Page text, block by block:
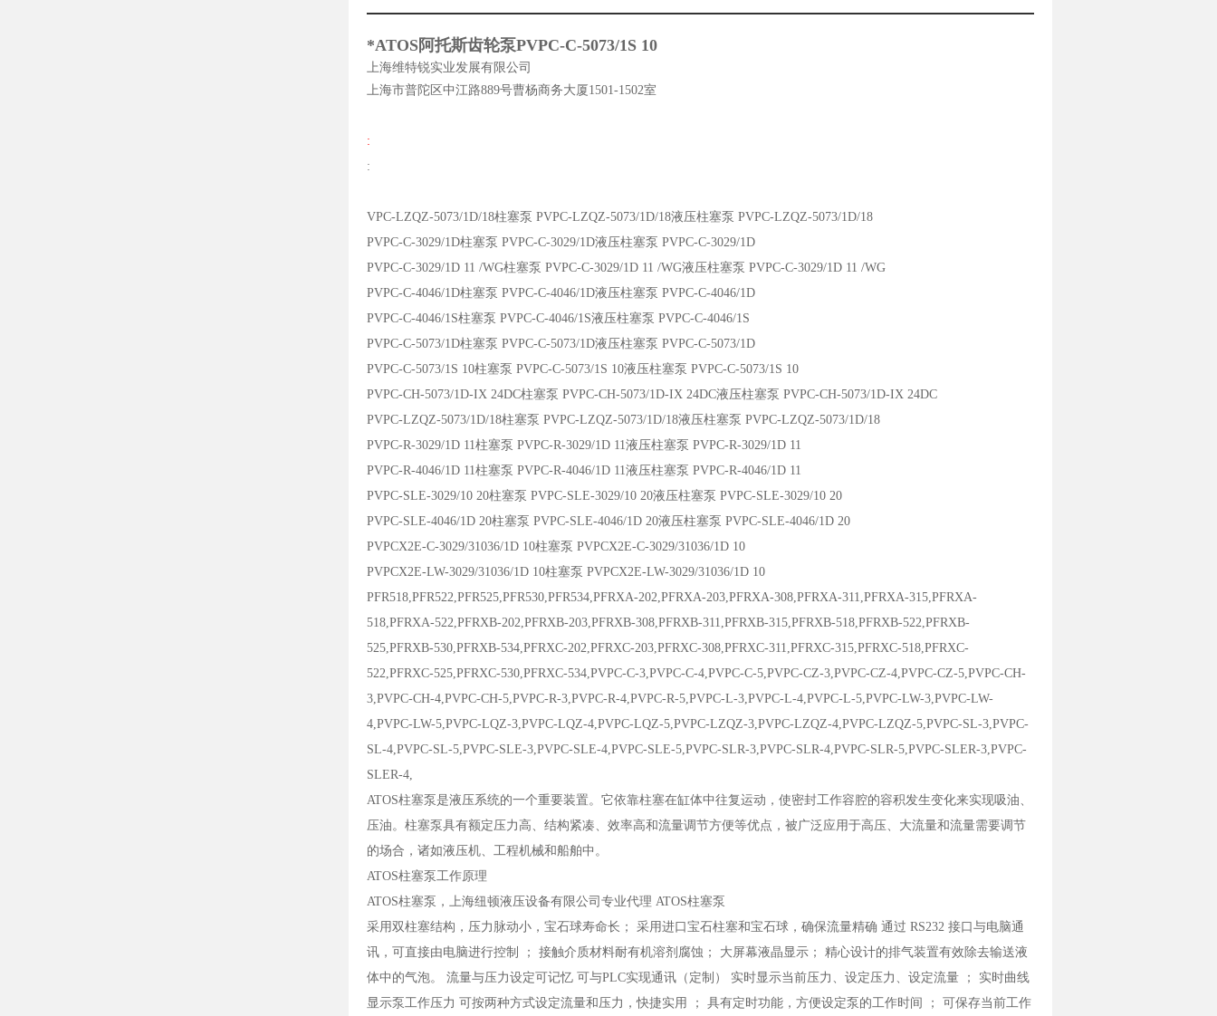
*ATOS阿托斯齿轮泵PVPC-C-5073/1S 10
上海维特锐实业发展有限公司
上海市普陀区中江路889号曹杨商务大厦1501-1502室
:
:
VPC-LZQZ-5073/1D/18柱塞泵 PVPC-LZQZ-5073/1D/18液压柱塞泵 PVPC-LZQZ-5073/1D/18
PVPC-C-3029/1D柱塞泵 PVPC-C-3029/1D液压柱塞泵 PVPC-C-3029/1D
PVPC-C-3029/1D 11 /WG柱塞泵 PVPC-C-3029/1D 11 /WG液压柱塞泵 PVPC-C-3029/1D 11 /WG
PVPC-C-4046/1D柱塞泵 PVPC-C-4046/1D液压柱塞泵 PVPC-C-4046/1D
PVPC-C-4046/1S柱塞泵 PVPC-C-4046/1S液压柱塞泵 PVPC-C-4046/1S
PVPC-C-5073/1D柱塞泵 PVPC-C-5073/1D液压柱塞泵 PVPC-C-5073/1D
PVPC-C-5073/1S 10柱塞泵 PVPC-C-5073/1S 10液压柱塞泵 PVPC-C-5073/1S 10
PVPC-CH-5073/1D-IX 24DC柱塞泵 PVPC-CH-5073/1D-IX 24DC液压柱塞泵 PVPC-CH-5073/1D-IX 24DC
PVPC-LZQZ-5073/1D/18柱塞泵 PVPC-LZQZ-5073/1D/18液压柱塞泵 PVPC-LZQZ-5073/1D/18
PVPC-R-3029/1D 11柱塞泵 PVPC-R-3029/1D 11液压柱塞泵 PVPC-R-3029/1D 11
PVPC-R-4046/1D 11柱塞泵 PVPC-R-4046/1D 11液压柱塞泵 PVPC-R-4046/1D 11
PVPC-SLE-3029/10 20柱塞泵 PVPC-SLE-3029/10 20液压柱塞泵 PVPC-SLE-3029/10 20
PVPC-SLE-4046/1D 20柱塞泵 PVPC-SLE-4046/1D 20液压柱塞泵 PVPC-SLE-4046/1D 20
PVPCX2E-C-3029/31036/1D 10柱塞泵 PVPCX2E-C-3029/31036/1D 10
PVPCX2E-LW-3029/31036/1D 10柱塞泵 PVPCX2E-LW-3029/31036/1D 10
PFR518,PFR522,PFR525,PFR530,PFR534,PFRXA-202,PFRXA-203,PFRXA-308,PFRXA-311,PFRXA-315,PFRXA-
518,PFRXA-522,PFRXB-202,PFRXB-203,PFRXB-308,PFRXB-311,PFRXB-315,PFRXB-518,PFRXB-522,PFRXB-
525,PFRXB-530,PFRXB-534,PFRXC-202,PFRXC-203,PFRXC-308,PFRXC-311,PFRXC-315,PFRXC-518,PFRXC-
522,PFRXC-525,PFRXC-530,PFRXC-534,PVPC-C-3,PVPC-C-4,PVPC-C-5,PVPC-CZ-3,PVPC-CZ-4,PVPC-CZ-5,PVPC-CH-
3,PVPC-CH-4,PVPC-CH-5,PVPC-R-3,PVPC-R-4,PVPC-R-5,PVPC-L-3,PVPC-L-4,PVPC-L-5,PVPC-LW-3,PVPC-LW-
4,PVPC-LW-5,PVPC-LQZ-3,PVPC-LQZ-4,PVPC-LQZ-5,PVPC-LZQZ-3,PVPC-LZQZ-4,PVPC-LZQZ-5,PVPC-SL-3,PVPC-
SL-4,PVPC-SL-5,PVPC-SLE-3,PVPC-SLE-4,PVPC-SLE-5,PVPC-SLR-3,PVPC-SLR-4,PVPC-SLR-5,PVPC-SLER-3,PVPC-
SLER-4,
ATOS柱塞泵是液压系统的一个重要装置。它依靠柱塞在缸体中往复运动，使密封工作容腔的容积发生变化来实现吸油、
压油。柱塞泵具有额定压力高、结构紧凑、效率高和流量调节方便等优点，被广泛应用于高压、大流量和流量需要调节
的场合，诸如液压机、工程机械和船舶中。
ATOS柱塞泵工作原理
ATOS柱塞泵，上海纽顿液压设备有限公司专业代理 ATOS柱塞泵
采用双柱塞结构，压力脉动小，宝石球寿命长； 采用进口宝石柱塞和宝石球，确保流量精确 通过 RS232 接口与电脑通
讯，可直接由电脑进行控制 ； 接触介质材料耐有机溶剂腐蚀； 大屏幕液晶显示； 精心设计的排气装置有效除去输送液
体中的气泡。 流量与压力设定可记忆 可与PLC实现通讯（定制） 实时显示当前压力、设定压力、设定流量 ； 实时曲线
显示泵工作压力 可按两种方式设定流量和压力，快捷实用 ； 具有定时功能，方便设定泵的工作时间 ； 可保存当前工作